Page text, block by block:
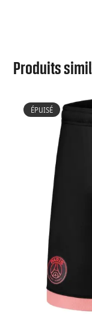
Produits
ÉPUISÉ